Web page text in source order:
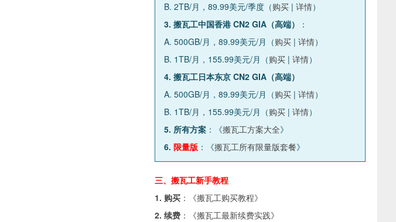
B. 2TB/月，89.99美元/季度（购买 | 详情）
3. 搬瓦工中国香港 CN2 GIA（高端）
：
A. 500GB/月，89.99美元/月（购买 | 详情）
B. 1TB/月，155.99美元/月（购买 | 详情）
4. 搬瓦工日本东京 CN2 GIA（高端）
A. 500GB/月，89.99美元/月（购买 | 详情）
B. 1TB/月，155.99美元/月（购买 | 详情）
5. 所有方案 ：《搬瓦工方案大全》
6. 限量版 ：《搬瓦工所有限量版套餐》
三、搬瓦工新手教程
1. 购买 ：《搬瓦工购买教程》
2. 续费 ：《搬瓦工最新续费实践》